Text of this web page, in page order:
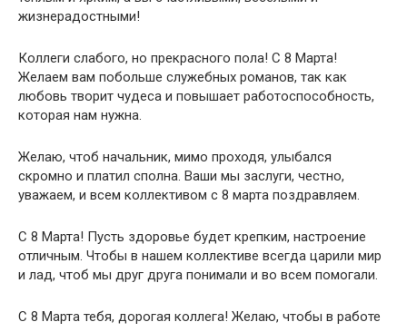
жизнерадостными!
Коллеги слабого, но прекрасного пола! С 8 Марта!
Желаем вам побольше служебных романов, так как
любовь творит чудеса и повышает работоспособность,
которая нам нужна.
Желаю, чтоб начальник, мимо проходя, улыбался
скромно и платил сполна. Ваши мы заслуги, честно,
уважаем, и всем коллективом с 8 марта поздравляем.
С 8 Марта! Пусть здоровье будет крепким, настроение
отличным. Чтобы в нашем коллективе всегда царили мир
и лад, чтоб мы друг друга понимали и во всем помогали.
С 8 Марта тебя, дорогая коллега! Желаю, чтобы в работе